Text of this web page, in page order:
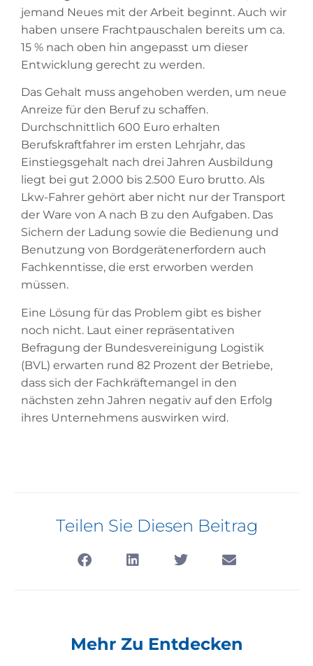
jemand Neues mit der Arbeit beginnt. Auch wir
haben unsere Frachtpauschalen bereits um ca.
15 % nach oben hin angepasst um dieser
Entwicklung gerecht zu werden.
Das Gehalt muss angehoben werden, um neue
Anreize für den Beruf zu schaffen.
Durchschnittlich 600 Euro erhalten
Berufskraftfahrer im ersten Lehrjahr, das
Einstiegsgehalt nach drei Jahren Ausbildung
liegt bei gut 2.000 bis 2.500 Euro brutto. Als
Lkw-Fahrer gehört aber nicht nur der Transport
der Ware von A nach B zu den Aufgaben. Das
Sichern der Ladung sowie die Bedienung und
Benutzung von Bordgerätenerfordern auch
Fachkenntisse, die erst erworben werden
müssen.
Eine Lösung für das Problem gibt es bisher
noch nicht. Laut einer repräsentativen
Befragung der Bundesvereinigung Logistik
(BVL) erwarten rund 82 Prozent der Betriebe,
dass sich der Fachkräftemangel in den
nächsten zehn Jahren negativ auf den Erfolg
ihres Unternehmens auswirken wird.
Teilen Sie Diesen Beitrag
Mehr Zu Entdecken